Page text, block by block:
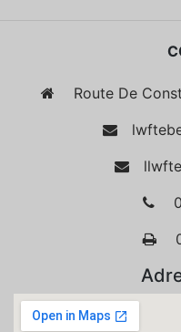
Route De